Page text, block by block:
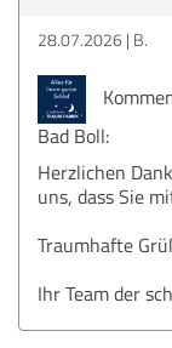
28.07.2026 B.
Bad Boll:
Herzlichen
uns, dass Sie
Traumhafte
Ihr Team der